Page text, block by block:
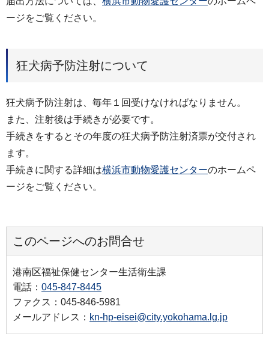
ージをご覧ください。
狂犬病予防注射について
狂犬病予防注射は、毎年１回受けなければなりません。
また、注射後は手続きが必要です。
手続きをするとその年度の狂犬病予防注射済票が交付され
ます。
手続きに関する詳細は横浜市動物愛護センターのホームペ
ージをご覧ください。
このページへのお問合せ
港南区福祉保健センター生活衛生課
電話： 045-847-8445
ファクス：045-846-5981
メールアドレス： kn-hp-eisei@city.yokohama.lg.jp